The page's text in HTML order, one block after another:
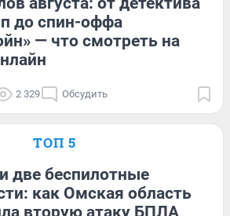
до спин-оффа
— что смотреть на
2 329 Обсудить
ТОП 5
две беспилотные
как Омская область
вторую атаку БПЛА